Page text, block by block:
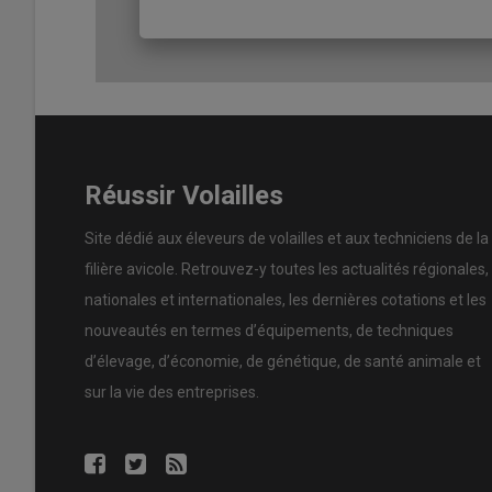
Réussir Volailles
Site dédié aux éleveurs de volailles et aux techniciens de la
filière avicole. Retrouvez-y toutes les actualités régionales,
nationales et internationales, les dernières cotations et les
nouveautés en termes d’équipements, de techniques
d’élevage, d’économie, de génétique, de santé animale et
sur la vie des entreprises.